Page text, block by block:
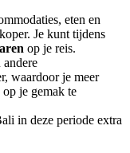
eten en
Je kunt tijdens
op je reis.
andere
waardoor je meer
je gemak te
in deze periode extra